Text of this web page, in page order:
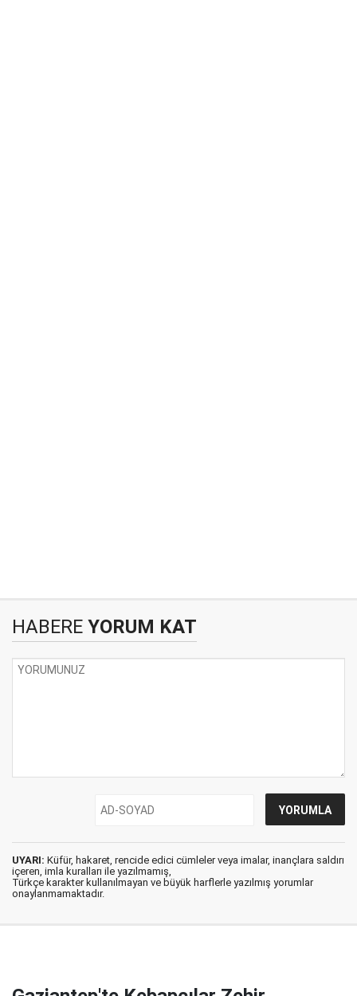
HABERE YORUM KAT
UYARI: Küfür, hakaret, rencide edici cümleler veya imalar, inançlara saldırı
içeren, imla kuralları ile yazılmamış,
Türkçe karakter kullanılmayan ve büyük harflerle yazılmış yorumlar
onaylanmamaktadır.